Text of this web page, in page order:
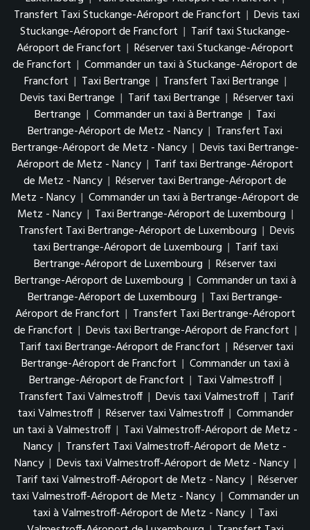
Transfert Taxi Stuckange-Aéroport de Francfort | Devis taxi
Stuckange-Aéroport de Francfort | Tarif taxi Stuckange-
Aéroport de Francfort | Réserver taxi Stuckange-Aéroport
de Francfort | Commander un taxi à Stuckange-Aéroport de
Francfort | Taxi Bertrange | Transfert Taxi Bertrange |
Devis taxi Bertrange | Tarif taxi Bertrange | Réserver taxi
Bertrange | Commander un taxi à Bertrange | Taxi
Bertrange-Aéroport de Metz - Nancy | Transfert Taxi
Bertrange-Aéroport de Metz - Nancy | Devis taxi Bertrange-
Aéroport de Metz - Nancy | Tarif taxi Bertrange-Aéroport
de Metz - Nancy | Réserver taxi Bertrange-Aéroport de
Metz - Nancy | Commander un taxi à Bertrange-Aéroport de
Metz - Nancy | Taxi Bertrange-Aéroport de Luxembourg |
Transfert Taxi Bertrange-Aéroport de Luxembourg | Devis
taxi Bertrange-Aéroport de Luxembourg | Tarif taxi
Bertrange-Aéroport de Luxembourg | Réserver taxi
Bertrange-Aéroport de Luxembourg | Commander un taxi à
Bertrange-Aéroport de Luxembourg | Taxi Bertrange-
Aéroport de Francfort | Transfert Taxi Bertrange-Aéroport
de Francfort | Devis taxi Bertrange-Aéroport de Francfort |
Tarif taxi Bertrange-Aéroport de Francfort | Réserver taxi
Bertrange-Aéroport de Francfort | Commander un taxi à
Bertrange-Aéroport de Francfort | Taxi Valmestroff |
Transfert Taxi Valmestroff | Devis taxi Valmestroff | Tarif
taxi Valmestroff | Réserver taxi Valmestroff | Commander
un taxi à Valmestroff | Taxi Valmestroff-Aéroport de Metz -
Nancy | Transfert Taxi Valmestroff-Aéroport de Metz -
Nancy | Devis taxi Valmestroff-Aéroport de Metz - Nancy |
Tarif taxi Valmestroff-Aéroport de Metz - Nancy | Réserver
taxi Valmestroff-Aéroport de Metz - Nancy | Commander un
taxi à Valmestroff-Aéroport de Metz - Nancy | Taxi